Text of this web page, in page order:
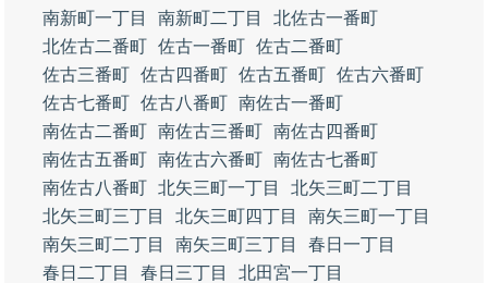
南新町一丁目
南新町二丁目
北佐古一番町
北佐古二番町 佐古一番町 佐古二番町
佐古三番町 佐古四番町 佐古五番町 佐古六番町
佐古七番町 佐古八番町 南佐古一番町
南佐古二番町 南佐古三番町 南佐古四番町
南佐古五番町 南佐古六番町 南佐古七番町
南佐古八番町 北矢三町一丁目
北矢三町二丁目
北矢三町三丁目
北矢三町四丁目
南矢三町一丁目
南矢三町二丁目
南矢三町三丁目
春日一丁目
春日二丁目
春日三丁目
北田宮一丁目